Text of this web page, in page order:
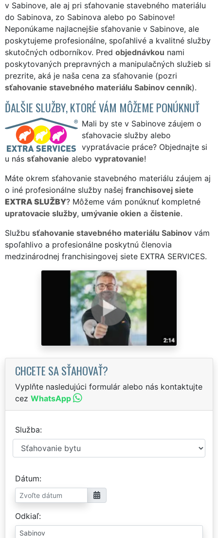
v Sabinove, ale aj pri sťahovanie stavebného materiálu
do Sabinova, zo Sabinova alebo po Sabinove!
Neponúkame najlacnejšie sťahovanie v Sabinove, ale
poskytujeme profesionálne, spoľahlivé a kvalitné služby
skutočných odborníkov. Pred objednávkou nami
poskytovaných prepravných a manipulačných služieb si
prezrite, aká je naša cena za sťahovanie (pozri
sťahovanie stavebného materiálu Sabinov cenník).
ĎALŠIE SLUŽBY, KTORÉ VÁM MÔŽEME PONÚKNUŤ
Mali by ste v Sabinove záujem o
sťahovacie služby alebo
vypratávacie práce? Objednajte si
u nás sťahovanie alebo vypratovanie!
Máte okrem sťahovanie stavebného materiálu záujem aj
o iné profesionálne služby našej franchisovej siete
EXTRA SLUŽBY? Môžeme vám ponúknuť kompletné
upratovacie služby, umývanie okien a čistenie.
Službu sťahovanie stavebného materiálu Sabinov vám
spoľahlivo a profesionálne poskytnú členovia
medzinárodnej franchisingovej siete EXTRA SERVICES.
CHCETE SA SŤAHOVAŤ?
Vyplňte nasledujúci formulár alebo nás kontaktujte
cez WhatsApp
Služba
Dátum
Odkiaľ